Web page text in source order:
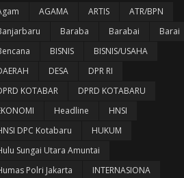
AGAMA ARTIS
ATR/BPN
Baraba Barabai
Barai
BISNIS
BISNIS/USAHA
DESA
DPR RI
KOTABAR
DPRD KOTABARU
Headline
HNSI
DPC Kotabaru
HUKUM
Sungai Utara Amuntai
Polri Jakarta
INTERNASIONA